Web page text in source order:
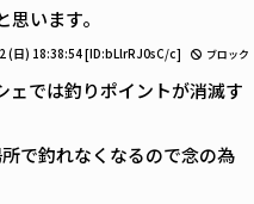
います。
(日) 18:38:54[ID:bLlrRJ0sC/c] ブロック
では釣りポイントが消滅す
で釣れなくなるので念の為